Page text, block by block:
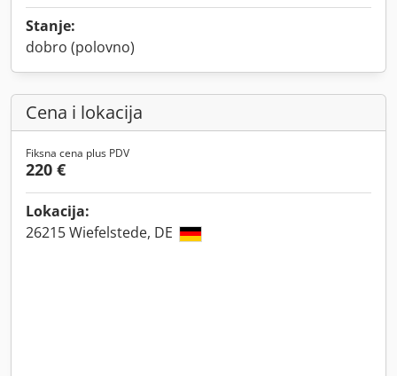
Stanje:
dobro (polovno)
Cena i lokacija
Fiksna cena plus PDV
220 €
Lokacija:
26215 Wiefelstede, DE